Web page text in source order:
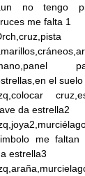
no tengo
me falta 1
el suelo
da estrella2
me faltan
estrella3